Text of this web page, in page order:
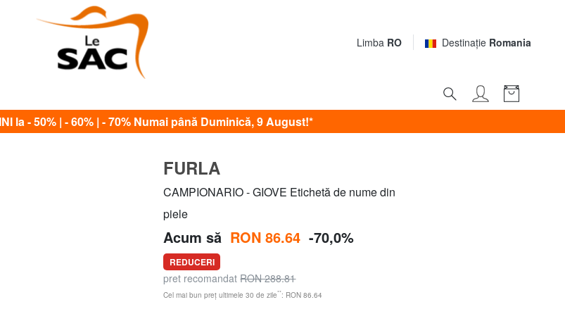
Limba RO Destinaţie Romania
la - 50% | - 60% | - 70% Numai până Duminică, 9 August!*
FURLA
CAMPIONARIO - GIOVE Etichetă de nume din
piele
Acum să RON 86.64 -70,0%
REDUCERI
pret recomandatRON 288.81
Cel mai bun preț ultimele 30 de zile**: RON 86.64